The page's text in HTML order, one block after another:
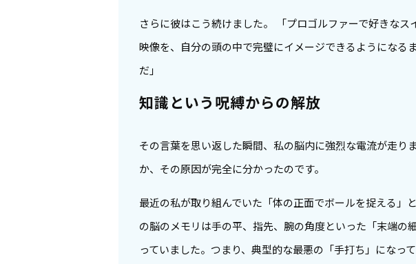
さらに彼はこう続けました。 「プロゴルファーで好きな
映像を、自分の頭の中で完璧にイメージできるようになる
だ」
知識という呪縛からの解放
その言葉を思い返した瞬間、私の脳内に強烈な電流が走り
か、その原因が完全に分かったのです。
最近の私が取り組んでいた「体の正面でボールを捉える」
の脳のメモリは手の平、指先、腕の角度といった「末端の
っていました。つまり、典型的な最悪の「手打ち」になっ